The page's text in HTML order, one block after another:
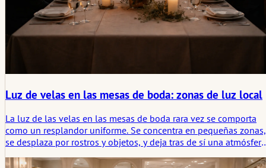
Luz de velas en las mesas de boda: zonas de luz local
La luz de las velas en las mesas de boda rara vez se comporta
como un resplandor uniforme. Se concentra en pequeñas zonas,
se desplaza por rostros y objetos, y deja tras de sí una atmósfera